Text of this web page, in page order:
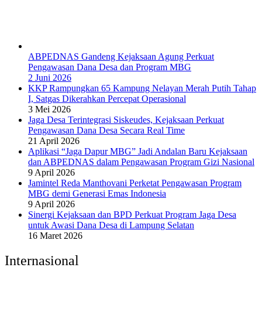
ABPEDNAS Gandeng Kejaksaan Agung Perkuat
Pengawasan Dana Desa dan Program MBG
2 Juni 2026
KKP Rampungkan 65 Kampung Nelayan Merah Putih Tahap
I, Satgas Dikerahkan Percepat Operasional
3 Mei 2026
Jaga Desa Terintegrasi Siskeudes, Kejaksaan Perkuat
Pengawasan Dana Desa Secara Real Time
21 April 2026
Aplikasi “Jaga Dapur MBG” Jadi Andalan Baru Kejaksaan
dan ABPEDNAS dalam Pengawasan Program Gizi Nasional
9 April 2026
Jamintel Reda Manthovani Perketat Pengawasan Program
MBG demi Generasi Emas Indonesia
9 April 2026
Sinergi Kejaksaan dan BPD Perkuat Program Jaga Desa
untuk Awasi Dana Desa di Lampung Selatan
16 Maret 2026
Internasional